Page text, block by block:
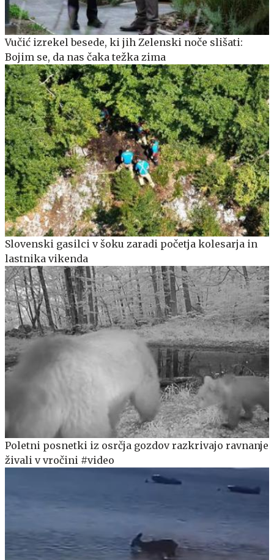
Vučić izrekel besede, ki jih Zelenski noče slišati:
Bojim se, da nas čaka težka zima
Slovenski gasilci v šoku zaradi početja kolesarja in
lastnika vikenda
Poletni posnetki iz osrčja gozdov razkrivajo ravnanje
živali v vročini #video